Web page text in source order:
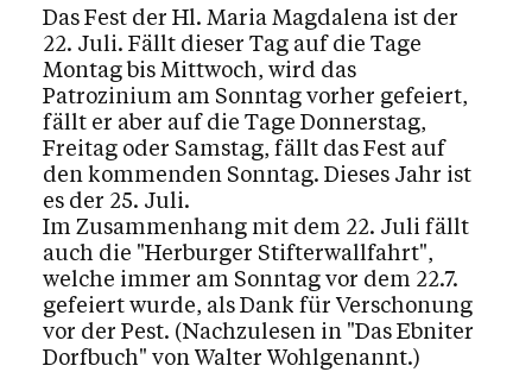
Das Fest der Hl. Maria Magdalena ist der
22. Juli. Fällt dieser Tag auf die Tage
Montag bis Mittwoch, wird das
Patrozinium am Sonntag vorher gefeiert,
fällt er aber auf die Tage Donnerstag,
Freitag oder Samstag, fällt das Fest auf
den kommenden Sonntag. Dieses Jahr ist
es der 25. Juli.
Im Zusammenhang mit dem 22. Juli fällt
auch die "Herburger Stifterwallfahrt",
welche immer am Sonntag vor dem 22.7.
gefeiert wurde, als Dank für Verschonung
vor der Pest. (Nachzulesen in "Das Ebniter
Dorfbuch" von Walter Wohlgenannt.)